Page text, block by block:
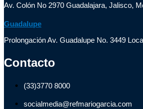
Av. Colón No 2970 Guadalajara, Jalisco,
Guadalupe
Prolongación Av. Guadalupe No. 3449
Contacto
(33)3770 8000
socialmedia@refmariogarcia.com